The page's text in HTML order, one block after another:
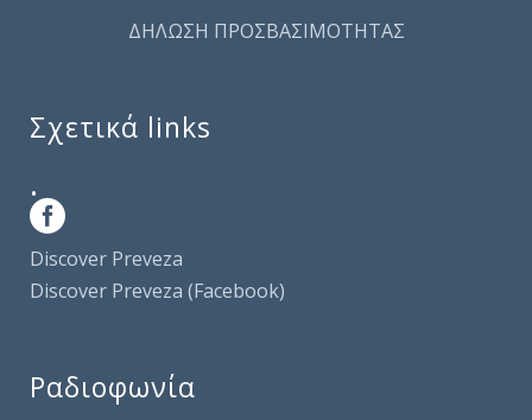
ΔΗΛΩΣΗ ΠΡΟΣΒΑΣΙΜΟΤΗΤΑΣ
Σχετικά links
.
Discover Preveza
Discover Preveza (Facebook)
Ραδιοφωνία